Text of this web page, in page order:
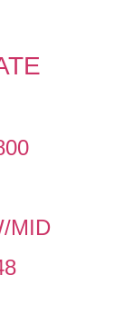
MID